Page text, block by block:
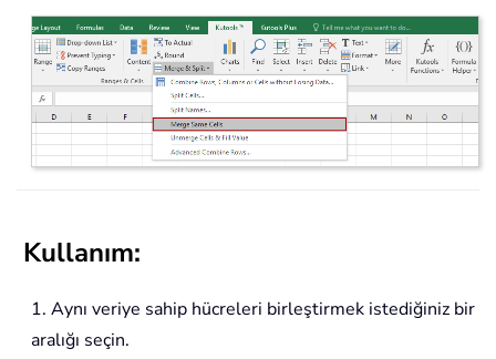
Kullanım:
1. Aynı veriye sahip hücreleri birleştirmek istediğiniz bir
aralığı seçin.